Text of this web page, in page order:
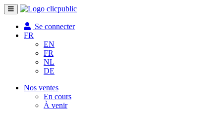
Toggle
navigation
Se connecter
FR
EN
FR
NL
DE
Nos ventes
En cours
À venir